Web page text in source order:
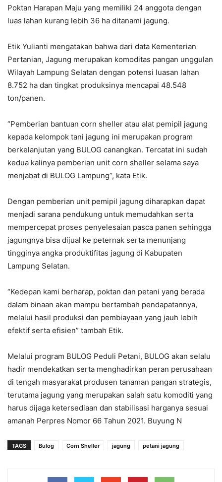
Poktan Harapan Maju yang memiliki 24 anggota dengan
luas lahan kurang lebih 36 ha ditanami jagung.
Etik Yulianti mengatakan bahwa dari data Kementerian
Pertanian, Jagung merupakan komoditas pangan unggulan
Wilayah Lampung Selatan dengan potensi luasan lahan
8.752 ha dan tingkat produksinya mencapai 48.548
ton/panen.
“Pemberian bantuan corn sheller atau alat pemipil jagung
kepada kelompok tani jagung ini merupakan program
berkelanjutan yang BULOG canangkan. Tercatat ini sudah
kedua kalinya pemberian unit corn sheller selama saya
menjabat di BULOG Lampung’’, kata Etik.
Dengan pemberian unit pemipil jagung diharapkan dapat
menjadi sarana pendukung untuk memudahkan serta
mempercepat proses penyelesaian pasca panen sehingga
jagungnya bisa dijual ke peternak serta menunjang
tingginya angka produktifitas jagung di Kabupaten
Lampung Selatan.
“Kedepan kami berharap, poktan dan petani yang berada
dalam binaan akan mampu bertambah pendapatannya,
melalui hasil produksi dan pembiayaan yang jauh lebih
efektif serta efisien” tambah Etik.
Melalui program BULOG Peduli Petani, BULOG akan selalu
hadir mendekatkan serta menghadirkan peran perusahaan
di tengah masyarakat produsen tanaman pangan strategis,
terutama jagung yang merupakan salah satu komoditi yang
harus dijaga ketersediaan dan stabilisasi harganya sesuai
amanah Perpres Nomor 66 Tahun 2021. Buyung N
TAGS Bulog Corn Sheller jagung petani jagung